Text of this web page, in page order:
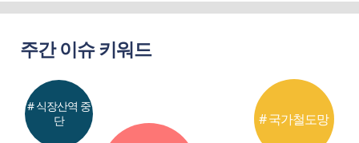
주간 이슈 키워드
# 국가철도망
# 식장산역 중
단